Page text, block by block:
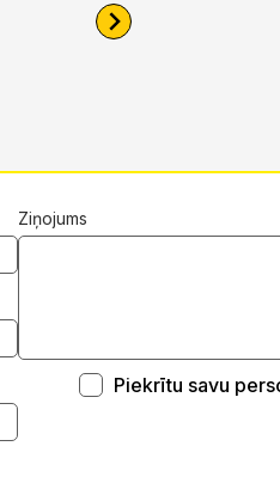
Ziņojums
Piekrītu savu